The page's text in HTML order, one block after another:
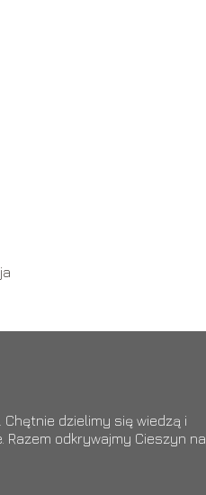
dzielimy się wiedzą i
odkrywajmy Cieszyn na